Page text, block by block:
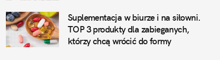
Suplementacja w biurze i na siłowni.
TOP 3 produkty dla zabieganych,
którzy chcą wrócić do formy